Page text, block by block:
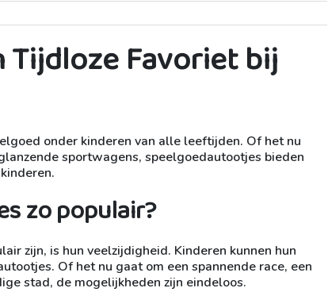
Tijdloze Favoriet bij
onder kinderen van alle leeftijden. Of het nu
sportwagens, speelgoedautootjes bieden
zo populair?
zijn, is hun veelzijdigheid. Kinderen kunnen hun
Of het nu gaat om een spannende race, een
stad, de mogelijkheden zijn eindeloos.